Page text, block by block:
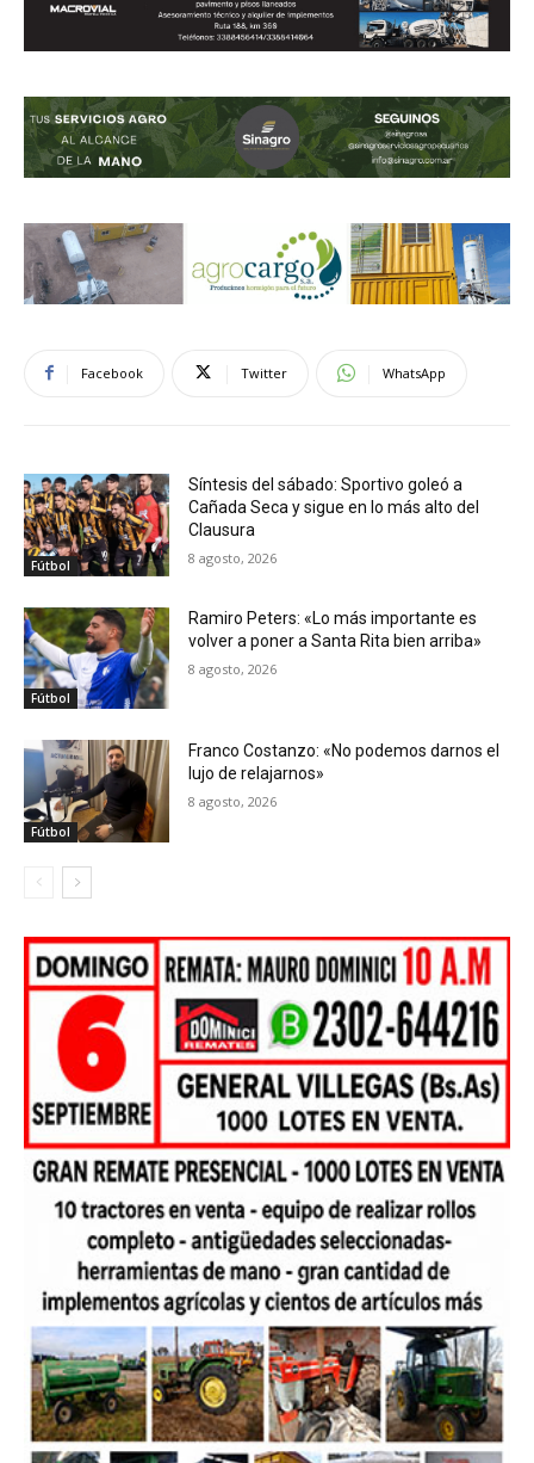
Facebook Twitter WhatsApp
Fútbol
Síntesis del sábado: Sportivo goleó a
Cañada Seca y sigue en lo más alto del
Clausura
8 agosto, 2026
Fútbol
Ramiro Peters: «Lo más importante es
volver a poner a Santa Rita bien arriba»
8 agosto, 2026
Fútbol
Franco Costanzo: «No podemos darnos el
lujo de relajarnos»
8 agosto, 2026